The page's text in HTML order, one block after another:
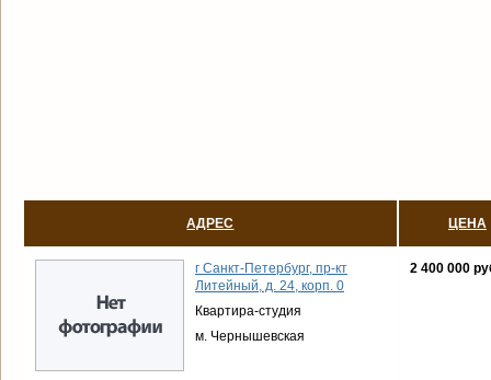
АДРЕС ЦЕНА
г Санкт-Петербург, пр-кт
Литейный, д. 24, корп. 0
Квартира-студия
м. Чернышевская
2 400 000